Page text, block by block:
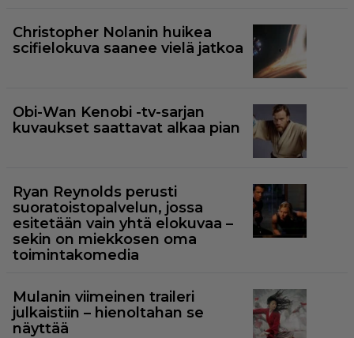
Christopher Nolanin huikea
scifielokuva saanee vielä jatkoa
Obi-Wan Kenobi -tv-sarjan
kuvaukset saattavat alkaa pian
Ryan Reynolds perusti
suoratoistopalvelun, jossa
esitetään vain yhtä elokuvaa –
sekin on miekkosen oma
toimintakomedia
Mulanin viimeinen traileri
julkaistiin – hienoltahan se
näyttää